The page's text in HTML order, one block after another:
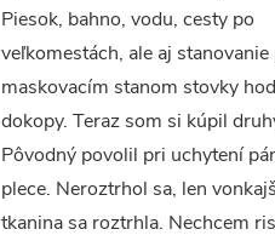
Piesok, bahno, vodu, cesty po
veľkomestách, ale aj stanovanie
maskovacím stanom stovky
dokopy. Teraz som si kúpil
Pôvodný povolil pri uchytení
plece. Neroztrhol sa, len
tkanina sa roztrhla. Nechcem